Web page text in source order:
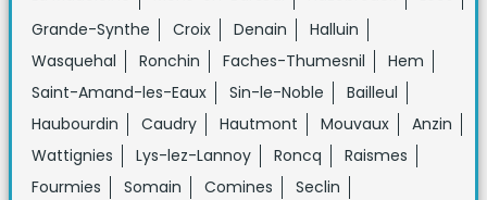
Grande-Synthe
Croix Denain
Halluin
Wasquehal
Ronchin Faches-Thumesnil
Hem
Saint-Amand-les-Eaux
Sin-le-Noble
Bailleul
Haubourdin
Caudry Hautmont Mouvaux
Anzin
Wattignies
Lys-lez-Lannoy Roncq
Raismes
Fourmies
Somain Comines
Seclin